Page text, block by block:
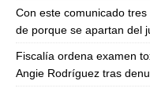
Con este comunicado
de porque se apartan del
Fiscalía ordena examen
Angie Rodríguez tras